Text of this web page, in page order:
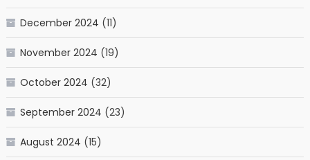
December 2024 (11)
November 2024 (19)
October 2024 (32)
September 2024 (23)
August 2024 (15)